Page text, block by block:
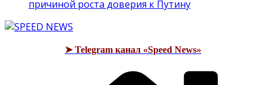
причиной роста доверия к Путину
➤ Telegram канал «Speed News»